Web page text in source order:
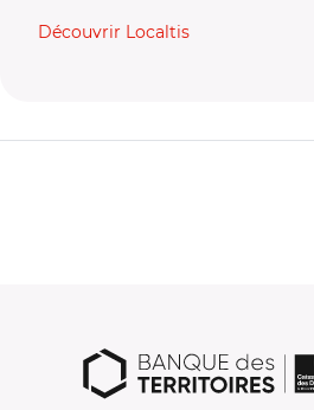
Découvrir Localtis